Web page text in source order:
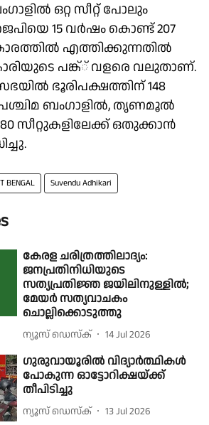
ഒറ്റ സീറ്റ് പോലും
15 വര്‍ഷം കൊണ്ട് 207
എത്തിക്കുന്നതില്‍
പങ്ക്് വളരെ വലുതാണ്.
ഭൂരിപക്ഷത്തിന് 148
പശ്ചിമ ബംഗാളില്‍, തൃണമൂല്‍
സീറ്റുകളിലേക്ക് ഒതുക്കാന്‍
BENGAL Suvendu Adhikari
കേരള ചരിത്രത്തിലാദ്യം:
ജനപ്രതിനിധിയുടെ
സത്യപ്രതിജ്ഞ ജയിലിനുള്ളിൽ;
മേയർ സത്യവാചകം
ചൊല്ലിക്കൊടുത്തു
ന്യൂസ് ഡെസ്ക് 14 Jul 2026
ഗുരുവായൂരിൽ വിദ്യാർത്ഥികൾ
പോകുന്ന ഓട്ടോറിക്ഷയ്ക്ക്
തീപിടിച്ചു
ന്യൂസ് ഡെസ്ക് 13 Jul 2026